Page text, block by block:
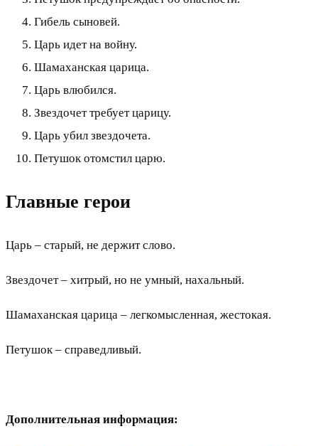
Гибель сыновей.
Царь идет на войну.
Шамаханская царица.
Царь влюбился.
Звездочет требует царицу.
Царь убил звездочета.
Петушок отомстил царю.
Главные герои
Царь – старый, не держит слово.
Звездочет – хитрый, но не умный, нахальный.
Шамаханская царица – легкомысленная, жестокая.
Петушок – справедливый.
Дополнительная информация: